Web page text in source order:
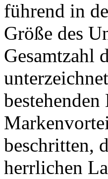
führend in
Größe des
Gesamtzahl
beschritten,
herrlichen